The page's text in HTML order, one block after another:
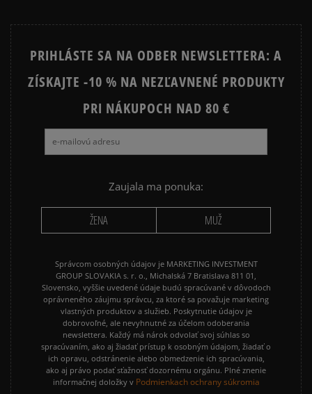
PRIHLÁSTE SA NA ODBER NEWSLETTERA: A
ZÍSKAJTE -10 % NA NEZĽAVNENÉ PRODUKTY
PRI NÁKUPOCH NAD 80 €
Zaujala ma ponuka:
ŽENA MUŽ
Správcom osobných údajov je MARKETING INVESTMENT
GROUP SLOVAKIA s. r. o., Michalská 7 Bratislava 811 01,
Slovensko, vyššie uvedené údaje budú spracúvané v dôvodoch
oprávneného záujmu správcu, za ktoré sa považuje marketing
vlastných produktov a služieb. Poskytnutie údajov je
dobrovoľné, ale nevyhnutné za účelom odoberania
newslettera. Každý má nárok odvolať svoj súhlas so
spracúvaním, ako aj žiadať prístup k osobným údajom, žiadať o
ich opravu, odstránenie alebo obmedzenie ich spracúvania,
ako aj právo podať sťažnosť dozornému orgánu. Plné znenie
informačnej doložky v Podmienkach ochrany súkromia